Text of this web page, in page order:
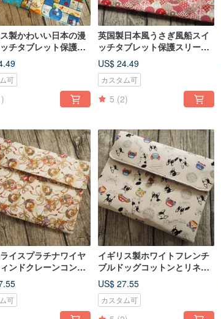
製かわいい日本の漫
チタブレット保護ス
ンピューターバッグ
グ
可
英国製日本風うさぎ風船スイ
ッチタブレット保護スリーブ
コンピューターバッグ収納袋
US$ 24.49
カスタム可
5 (2)
イスプラチナワイヤ
ンドクレーンコンピ
ラップトップ保護カ
ッチiPadキンドル
可
イギリス製ホワイトフレンチ
ブルドッグコットンとリネン
コンピューターラップトップ
保護カバースイッチipadkin
star
US$ 27.55
カスタム可